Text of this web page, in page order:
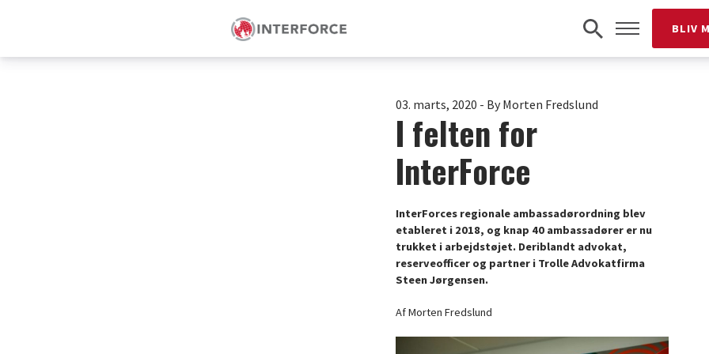
BLIV
03. marts, 2020 - By Morten Fredslund
I felten for
InterForce
InterForces regionale ambassadørordning blev
etableret i 2018, og knap 40 ambassadører er nu
trukket i arbejdstøjet. Deriblandt advokat,
reserveofficer og partner i Trolle Advokatfirma
Steen Jørgensen.
Af Morten Fredslund